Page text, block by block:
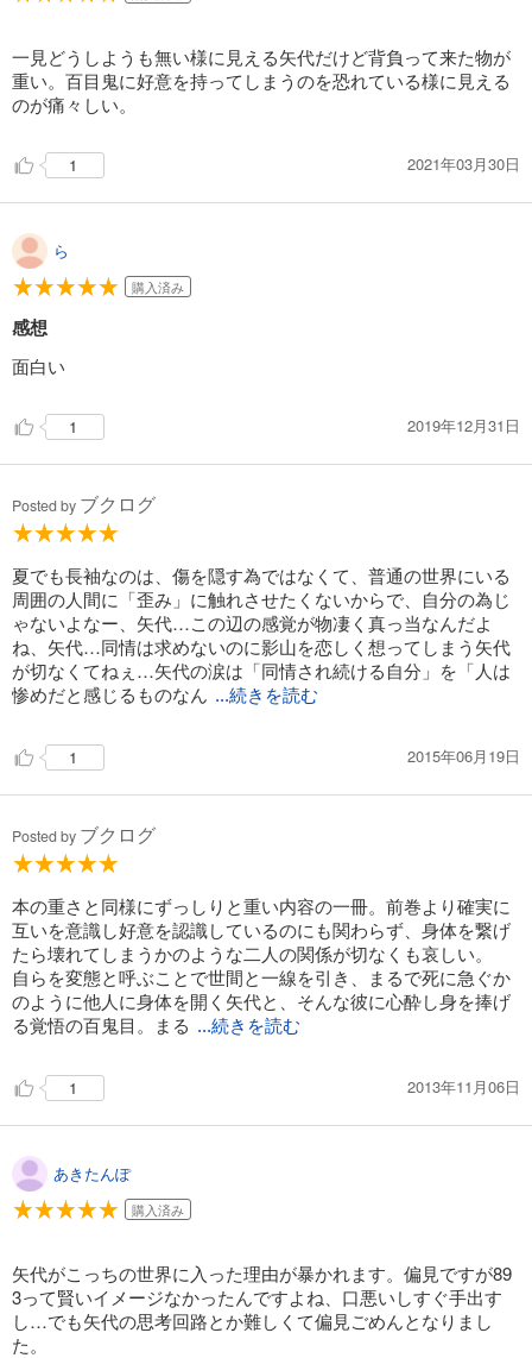
一見どうしようも無い様に見える矢代だけど背負って来た物が
重い。百目鬼に好意を持ってしまうのを恐れている様に見える
のが痛々しい。
1 2021年03月30日
ら
購入済み
感想
面白い
1 2019年12月31日
Posted by ブクログ
夏でも長袖なのは、傷を隠す為ではなくて、普通の世界にいる
周囲の人間に「歪み」に触れさせたくないからで、自分の為じ
ゃないよなー、矢代…この辺の感覚が物凄く真っ当なんだよ
ね、矢代…同情は求めないのに影山を恋しく想ってしまう矢代
が切なくてねぇ…矢代の涙は「同情され続ける自分」を「人は
惨めだと感じるものなん ...続きを読む
1 2015年06月19日
Posted by ブクログ
本の重さと同様にずっしりと重い内容の一冊。前巻より確実に
互いを意識し好意を認識しているのにも関わらず、身体を繋げ
たら壊れてしまうかのような二人の関係が切なくも哀しい。
自らを変態と呼ぶことで世間と一線を引き、まるで死に急ぐか
のように他人に身体を開く矢代と、そんな彼に心酔し身を捧げ
る覚悟の百鬼目。まる ...続きを読む
1 2013年11月06日
あきたんぽ
購入済み
矢代がこっちの世界に入った理由が暴かれます。偏見ですが89
3って賢いイメージなかったんですよね、口悪いしすぐ手出す
し…でも矢代の思考回路とか難しくて偏見ごめんとなりまし
た。